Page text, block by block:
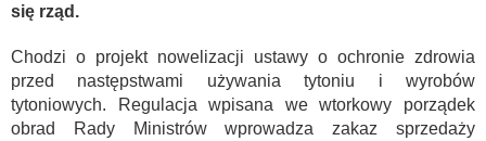
się rząd.
Chodzi o projekt nowelizacji ustawy o ochronie zdrowia
przed następstwami używania tytoniu i wyrobów
tytoniowych. Regulacja wpisana we wtorkowy porządek
obrad Rady Ministrów wprowadza zakaz sprzedaży